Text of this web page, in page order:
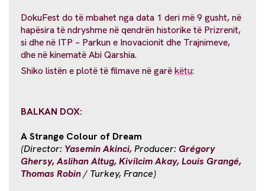
DokuFest do të mbahet nga data 1 deri më 9 gusht, në
hapësira të ndryshme në qendrën historike të Prizrenit,
si dhe në ITP – Parkun e Inovacionit dhe Trajnimeve,
dhe në kinematë Abi Qarshia.
Shiko listën e plotë të filmave në garëkëtu:
BALKAN DOX:
A Strange Colour of Dream
(Director: Yasemin Akinci, Producer:Grégory
Ghersy, Aslihan Altug, Kivilcim Akay, Louis Grangé,
Thomas Robin/ Turkey, France)